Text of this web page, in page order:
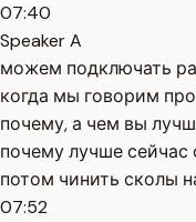
07:40
Speaker A
можем подключать
когда мы говорим
почему, а чем вы
почему лучше сейчас
потом чинить сколы
07:52